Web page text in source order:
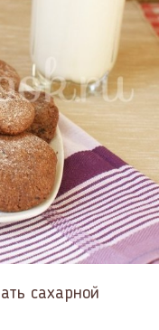
сахарной